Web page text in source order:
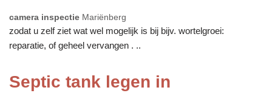
camera inspectie Mariënberg
zodat u zelf ziet wat wel mogelijk is bij bijv. wortelgroei:
reparatie, of geheel vervangen . ..
Septic tank legen in